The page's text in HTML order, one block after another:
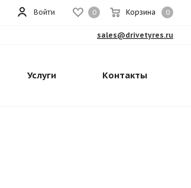
0 Корзина 0
Войти
sales@drivetyres.ru
Услуги Контакты